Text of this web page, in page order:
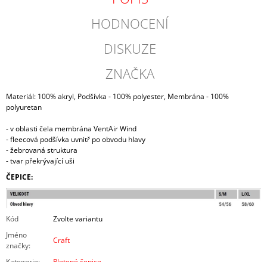
HODNOCENÍ
DISKUZE
ZNAČKA
Materiál: 100% akryl, Podšívka - 100% polyester, Membrána - 100%
polyuretan
- v oblasti čela membrána VentAir Wind
- fleecová podšívka uvnitř po obvodu hlavy
- žebrovaná struktura
- tvar překrývající uši
ČEPICE:
Kód
Zvolte variantu
Jméno
značky:
Craft